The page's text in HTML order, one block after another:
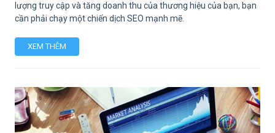
lượng truy cập và tăng doanh thu của thương hiệu của bạn, bạn
cần phải chạy một chiến dịch SEO mạnh mẽ.
XEM THÊM